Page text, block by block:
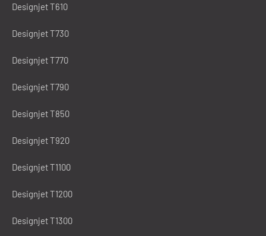
Designjet T610
Designjet T730
Designjet T770
Designjet T790
Designjet T850
Designjet T920
Designjet T1100
Designjet T1200
Designjet T1300